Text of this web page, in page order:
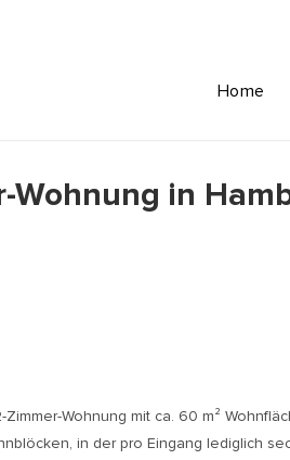
Home
Wohnung in
Wohnung mit ca. 60 m²
in der pro Eingang lediglich